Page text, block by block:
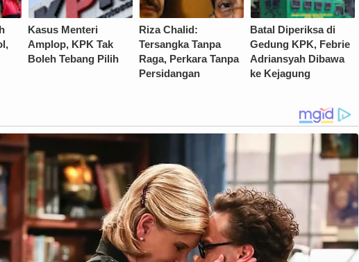
Kasus Menteri
Amplop, KPK Tak
Boleh Tebang Pilih
Riza Chalid:
Tersangka Tanpa
Raga, Perkara Tanpa
Persidangan
Batal Diperiksa di
Gedung KPK, Febrie
Adriansyah Dibawa
ke Kejagung